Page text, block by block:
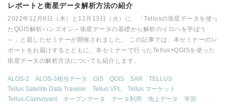
レポートと衛星データ解析方法の紹介
2022年12月8日（木）と12月13日（火）に、「Tellusの衛星データを使っ
たQGIS解析ハンズオン～衛星データの基礎から解析のイロハを学ぼう
～」と題したセミナーが開催されました。 この記事では、本セミナーのレ
ポートをお届けするとともに、本セミナーで行ったTellus×QGISを使った
衛星データの解析方法についても紹介します。
ALOS-2 ALOS-3相当データ GIS QGIS SAR
TELLUS
Tellus Satellite Data Traveler
Tellus VPL
Tellus マーケット
Tellus-Clairvoyant
オープンデータ データ利用 地上データ
学習